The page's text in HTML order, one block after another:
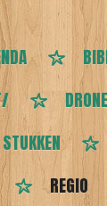
REGIO